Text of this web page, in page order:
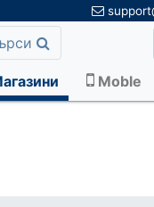
Moble